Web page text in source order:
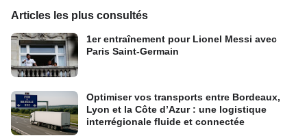
Articles les plus consultés
1er entraînement pour Lionel Messi avec
Paris Saint-Germain
Optimiser vos transports entre Bordeaux,
Lyon et la Côte d’Azur : une logistique
interrégionale fluide et connectée